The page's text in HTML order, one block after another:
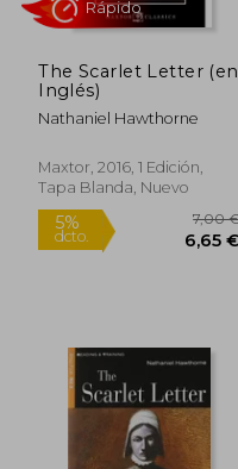
The Scarlet Letter (en
Inglés)
Nathaniel Hawthorne
Maxtor, 2016, 1 Edición,
Tapa Blanda, Nuevo